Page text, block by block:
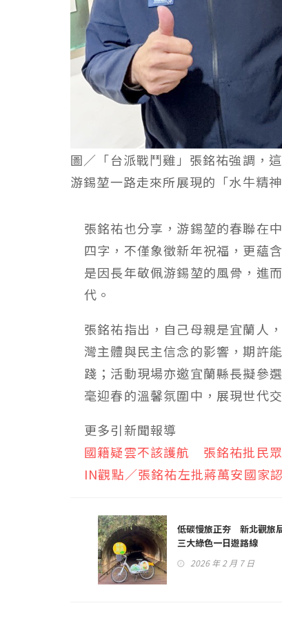
圖／「台派戰鬥雞」張銘祐強調，
游錫堃一路走來所展現的「水牛精
張銘祐也分享，游錫堃的春聯在
四字，不僅象徵新年祝福，更蘊
是因長年敬佩游錫堃的風骨，進
代。
張銘祐指出，自己母親是宜蘭人
灣主體與民主信念的影響，期許
踐；活動現場亦邀宜蘭縣長擬參
毫迎春的溫馨氛圍中，展現世代
更多引新聞報導
國籍疑雲不該護航 張銘祐批民
IN觀點／張銘祐左批蔣萬安國家
低碳慢旅正夯 新北觀旅
三大綠色一日遊路線
2026 年 2 月 7 日